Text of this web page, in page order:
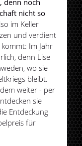
nicht so
im Keller
und verdient
Im Jahr
denn Lise
wo sie
bleibt.
weiter - per
sie
Entdeckung
für